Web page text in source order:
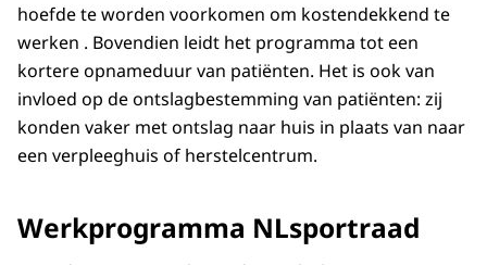
hoefde te worden voorkomen om kostendekkend te
werken . Bovendien leidt het programma tot een
kortere opnameduur van patiënten. Het is ook van
invloed op de ontslagbestemming van patiënten: zij
konden vaker met ontslag naar huis in plaats van naar
een verpleeghuis of herstelcentrum.
Werkprogramma NLsportraad